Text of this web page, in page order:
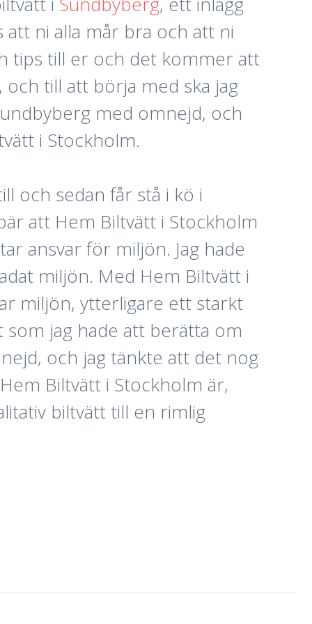
att ni alla mår bra och att ni
tips till er och det kommer att
till att börja med ska jag
med omnejd, och
i Stockholm.
och sedan får stå i kö i
att Hem Biltvätt i Stockholm
ansvar för miljön. Jag hade
miljön. Med Hem Biltvätt i
miljön, ytterligare ett starkt
som jag hade att berätta om
och jag tänkte att det nog
Biltvätt i Stockholm är,
biltvätt till en rimlig